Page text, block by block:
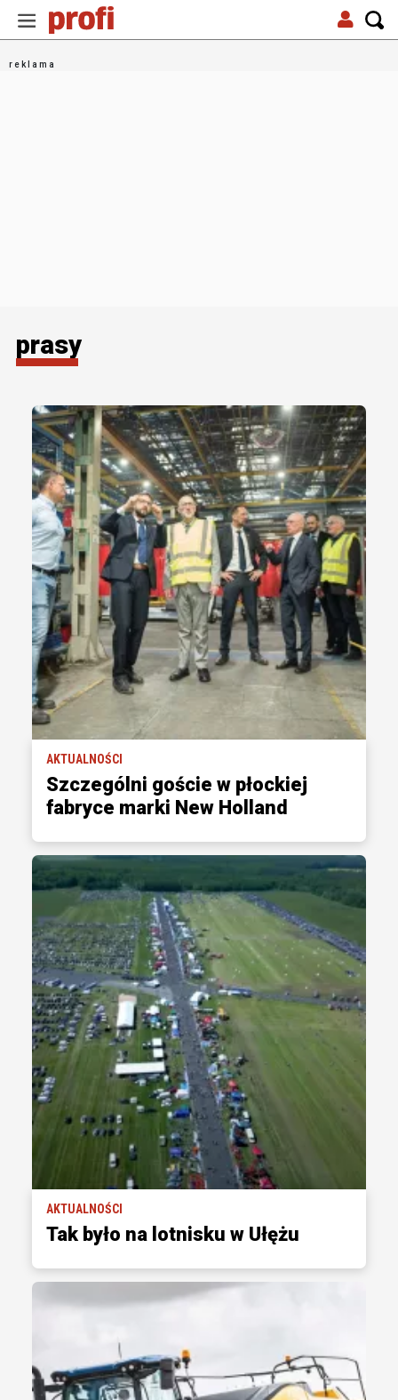
prasy
AKTUALNOŚCI
Szczególni goście w płockiej
fabryce marki New Holland
AKTUALNOŚCI
Tak było na lotnisku w Ułężu